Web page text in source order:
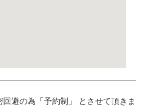
避の為「予約制」 とさせて頂きま